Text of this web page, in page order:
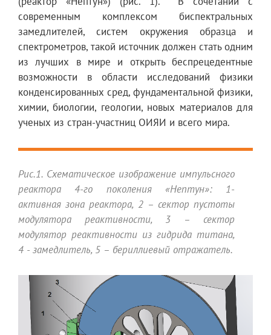
современным комплексом биспектральных
замедлителей, систем окружения образца и
спектрометров, такой источник должен стать одним
из лучших в мире и открыть беспрецедентные
возможности в области исследований физики
конденсированных сред, фундаментальной физики,
химии, биологии, геологии, новых материалов для
ученых из стран-участниц ОИЯИ и всего мира.
Рис.1. Схематическое изображение импульсного
реактора 4-го поколения «Нептун»: 1-
активная зона реактора, 2 – сектор пустоты
модулятора реактивности, 3 – сектор
модулятор реактивности из гидрида титана,
4 - замедлитель, 5 – бериллиевый отражатель.